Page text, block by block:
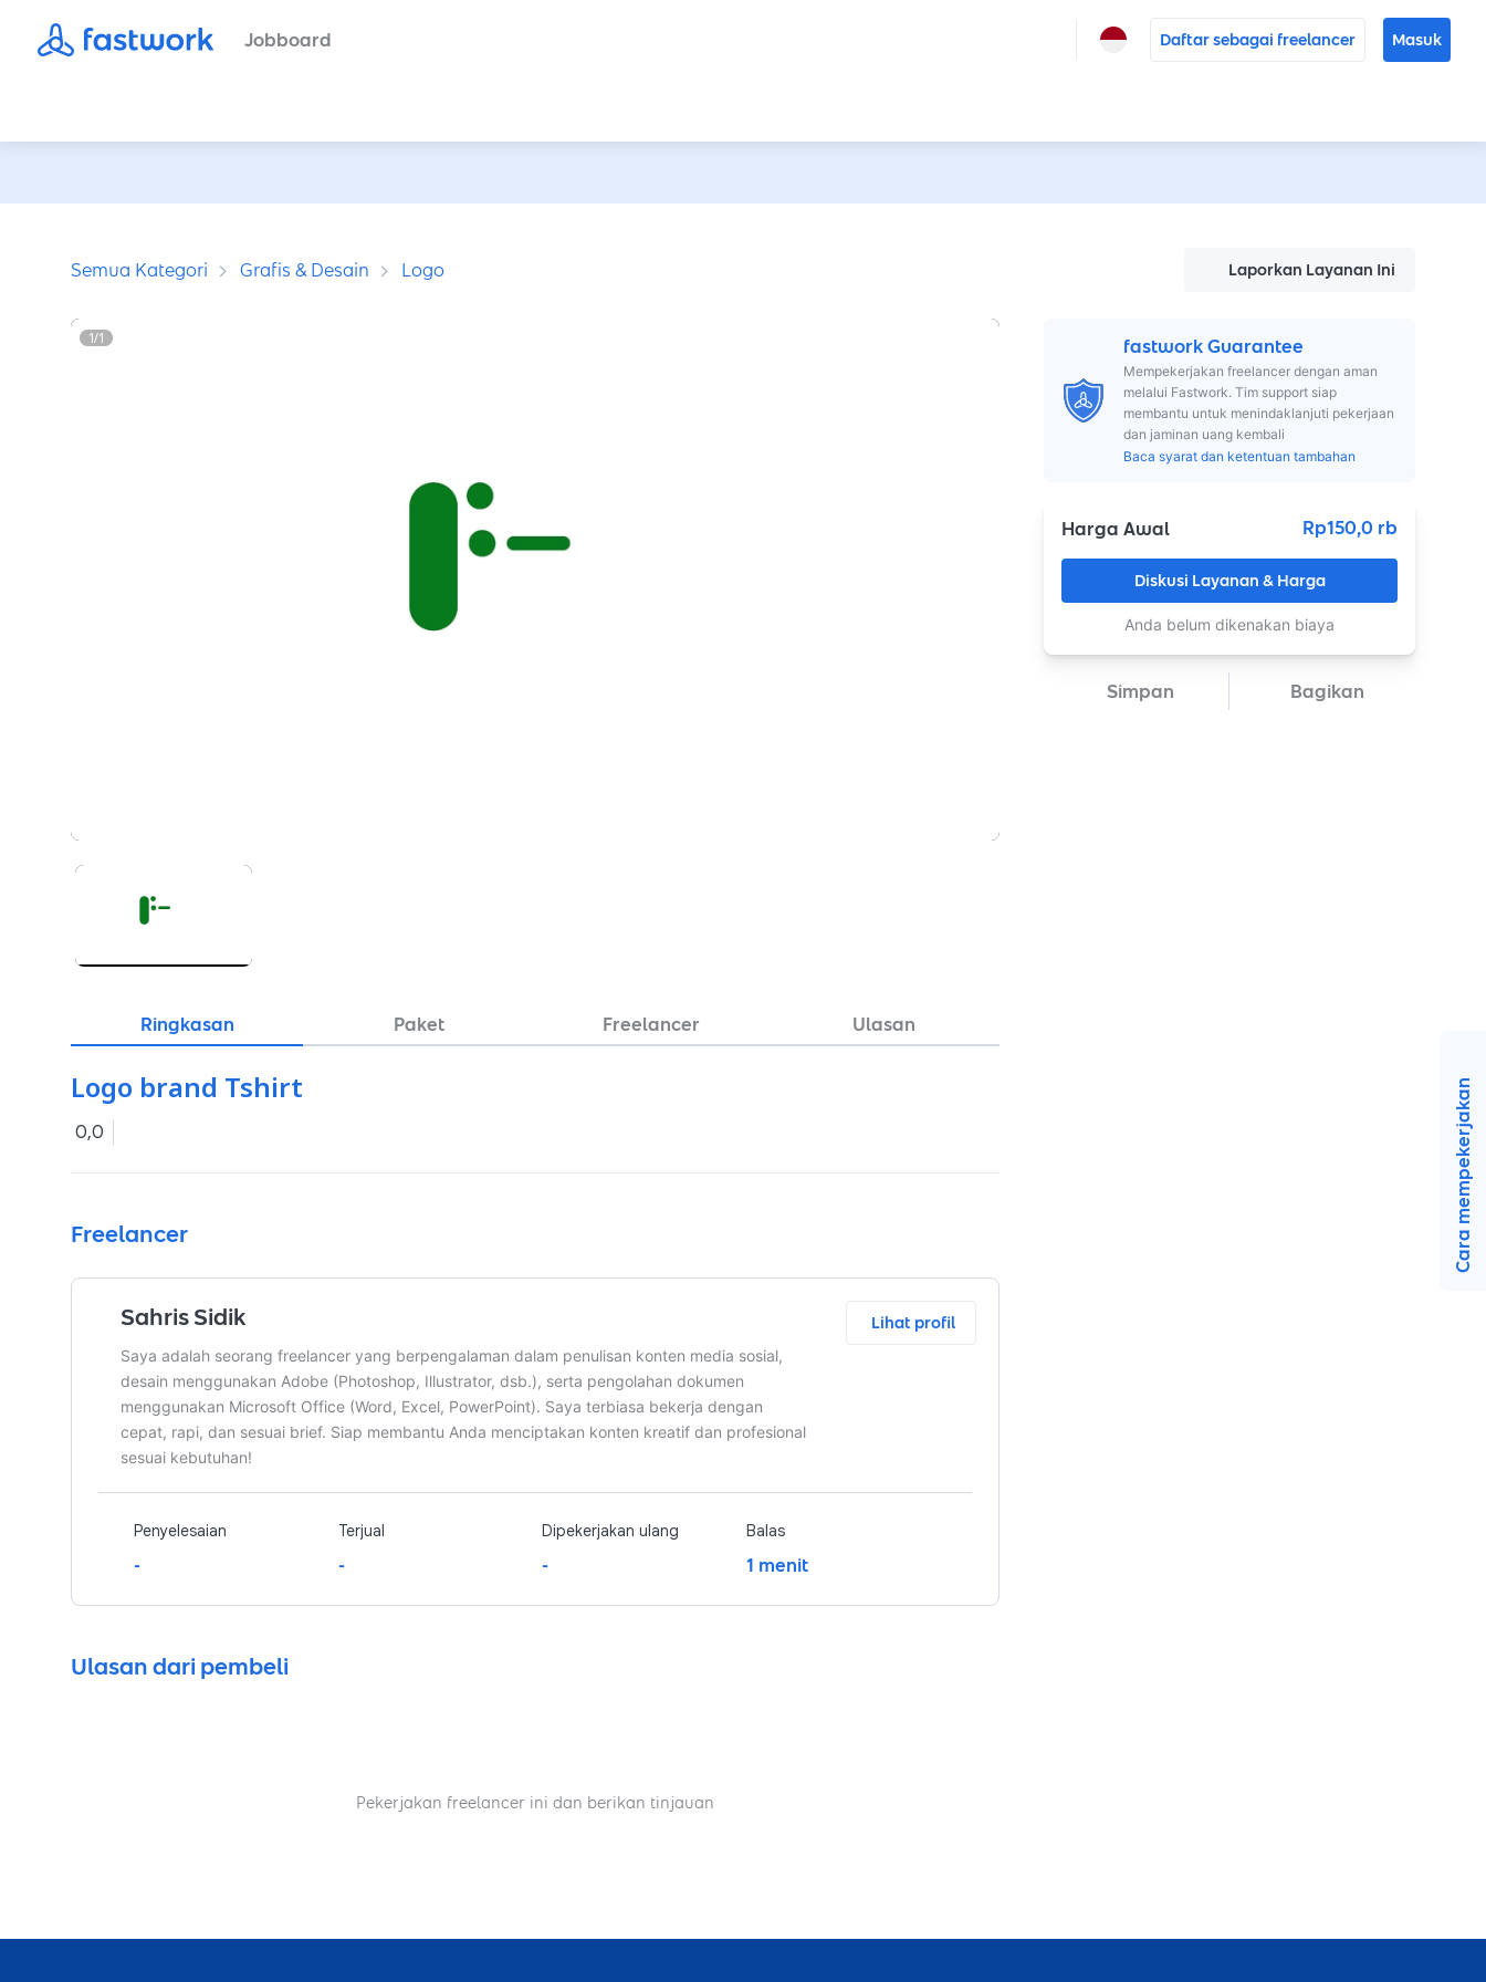
Jobboard Daftar sebagai freelancer Masuk
Semua Kategori Grafis & Desain Logo Laporkan Layanan Ini
1/1
Ringkasan Paket Freelancer Ulasan
Logo brand Tshirt
0,0
Freelancer
Sahris Sidik
Saya adalah seorang freelancer yang berpengalaman dalam penulisan konten media sosial,
desain menggunakan Adobe (Photoshop, Illustrator, dsb.), serta pengolahan dokumen
menggunakan Microsoft Office (Word, Excel, PowerPoint). Saya terbiasa bekerja dengan
cepat, rapi, dan sesuai brief. Siap membantu Anda menciptakan konten kreatif dan profesional
sesuai kebutuhan!
Lihat profil
Penyelesaian
-
Terjual
-
Dipekerjakan ulang
-
Balas
1 menit
Ulasan dari pembeli
Pekerjakan freelancer ini dan berikan tinjauan
fastwork Guarantee
Mempekerjakan freelancer dengan aman
melalui Fastwork. Tim support siap
membantu untuk menindaklanjuti pekerjaan
dan jaminan uang kembali
Baca syarat dan ketentuan tambahan
Harga Awal Rp150,0 rb
Diskusi Layanan & Harga
Anda belum dikenakan biaya
Simpan Bagikan
Cara mempekerjakan